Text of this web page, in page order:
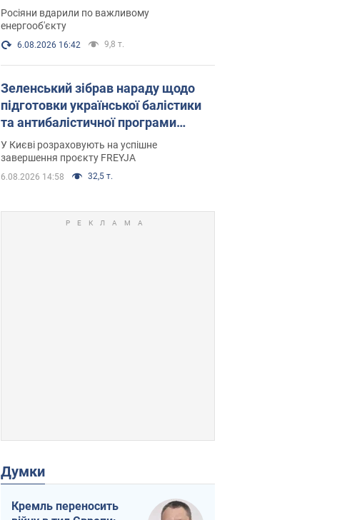
енергосистемі 6 серпня
Росіяни вдарили по важливому
енергооб'єкту
6.08.2026 16:42 9,8 т.
Зеленський зібрав нараду щодо
підготовки української балістики
та антибалістичної програми
FREYJA: які рішення готуються
У Києві розраховують на успішне
завершення проєкту FREYJA
6.08.2026 14:58 32,5 т.
Думки
Кремль переносить